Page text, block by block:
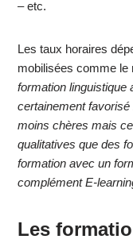
– etc.
Les taux horaires
mobilisées comme
formation linguistique
certainement
moins chères mais
qualitatives que des
formation avec un
complément E-
Les